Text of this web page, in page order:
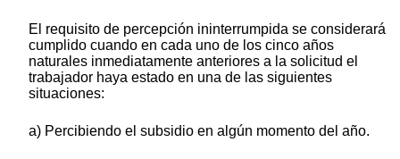
El requisito de percepción ininterrumpida se considerará
cumplido cuando en cada uno de los cinco años
naturales inmediatamente anteriores a la solicitud el
trabajador haya estado en una de las siguientes
situaciones:
a) Percibiendo el subsidio en algún momento del año.